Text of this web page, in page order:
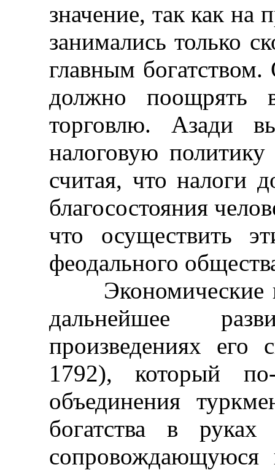
значение, так как на
занимались только
главным богатством.
должно поощрять
торговлю. Азади
налоговую
считая, что налоги
благосостояния
что осуществить
феодального
Экономические
дальнейшее
произведениях
1792), который
объединения
богатства в руках
сопровождающуюся